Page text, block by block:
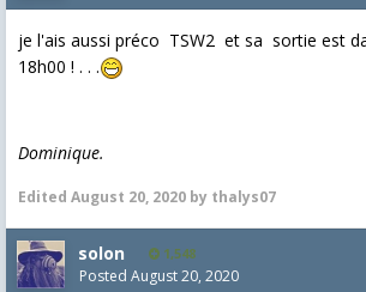
je l'ais aussi préco TSW2 et sa sortie est
18h00 ! . . .
Dominique.
Edited August 20, 2020 by thalys07
solon 1,548
Posted August 20, 2020